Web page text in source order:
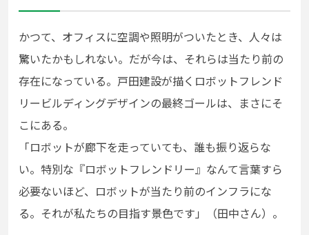
かつて、オフィスに空調や照明がついたとき、人々は
驚いたかもしれない。だが今は、それらは当たり前の
存在になっている。戸田建設が描くロボットフレンド
リービルディングデザインの最終ゴールは、まさにそ
こにある。
「ロボットが廊下を走っていても、誰も振り返らな
い。特別な『ロボットフレンドリー』なんて言葉すら
必要ないほど、ロボットが当たり前のインフラにな
る。それが私たちの目指す景色です」（田中さん）。